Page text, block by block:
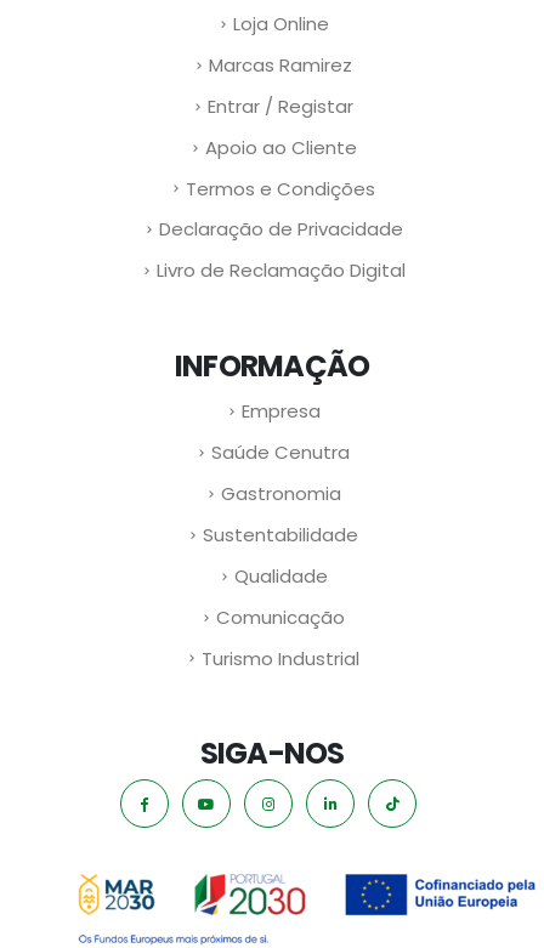
Loja Online
Marcas Ramirez
Entrar / Registar
Apoio ao Cliente
Termos e Condições
Declaração de Privacidade
Livro de Reclamação Digital
INFORMAÇÃO
Empresa
Saúde Cenutra
Gastronomia
Sustentabilidade
Qualidade
Comunicação
Turismo Industrial
SIGA-NOS